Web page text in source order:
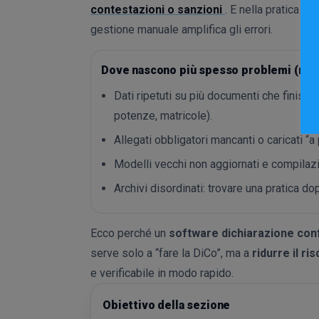
contestazioni o sanzioni . E nella pratica
gestione manuale amplifica gli errori.
Dove nascono più spesso problemi
Dati ripetuti su più documenti che
potenze, matricole).
Allegati obbligatori mancanti o caricati
Modelli vecchi non aggiornati e
Archivi disordinati: trovare una pratica
Ecco perché un software dichiarazione
serve solo a “fare la DiCo”, ma a ridurre il
e verificabile in modo rapido.
Obiettivo della sezione